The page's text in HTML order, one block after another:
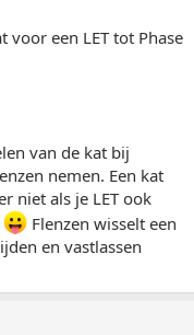
voor een LET tot Phase
van de kat bij
nemen. Een kat
niet als je LET ook
Flenzen wisselt een
en vastlassen